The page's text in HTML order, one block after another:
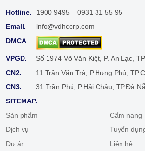
Hotline.
1900 9495 – 0931 31 55 95
Email.
info@vdhcorp.com
DMCA
VPGD.
Số 1974 Võ Văn Kiệt, P. An Lạc,
CN2.
11 Trần Văn Trà, P.Hưng Phú,
CN3.
31 Trần Phú, P.Hải Châu, TP.Đà
SITEMAP.
Sản phẩm
Cẩm nang
Dịch vụ
Tuyển
Dự án
Liên hệ